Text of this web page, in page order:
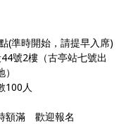
(準時開始，請提早入席)
號2樓 （古亭站七號出
100人
額滿 歡迎報名